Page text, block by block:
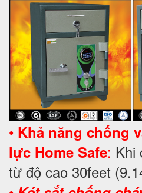
• Khả năng chống
lực Home Safe: Khi
từ độ cao 30feet